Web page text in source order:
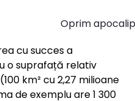
cu succes a
o suprafață relativ
km² cu 2,27 milioane
de exemplu are 1 300